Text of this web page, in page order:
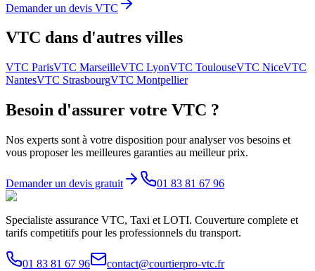
Demander un devis VTC
VTC dans d'autres villes
VTC ParisVTC MarseilleVTC LyonVTC ToulouseVTC NiceVTC
NantesVTC StrasbourgVTC Montpellier
Besoin d'assurer votre VTC ?
Nos experts sont à votre disposition pour analyser vos besoins et
vous proposer les meilleures garanties au meilleur prix.
Demander un devis gratuit 01 83 81 67 96
Specialiste assurance VTC, Taxi et LOTI. Couverture complete et
tarifs competitifs pour les professionnels du transport.
01 83 81 67 96
contact@courtierpro-vtc.fr